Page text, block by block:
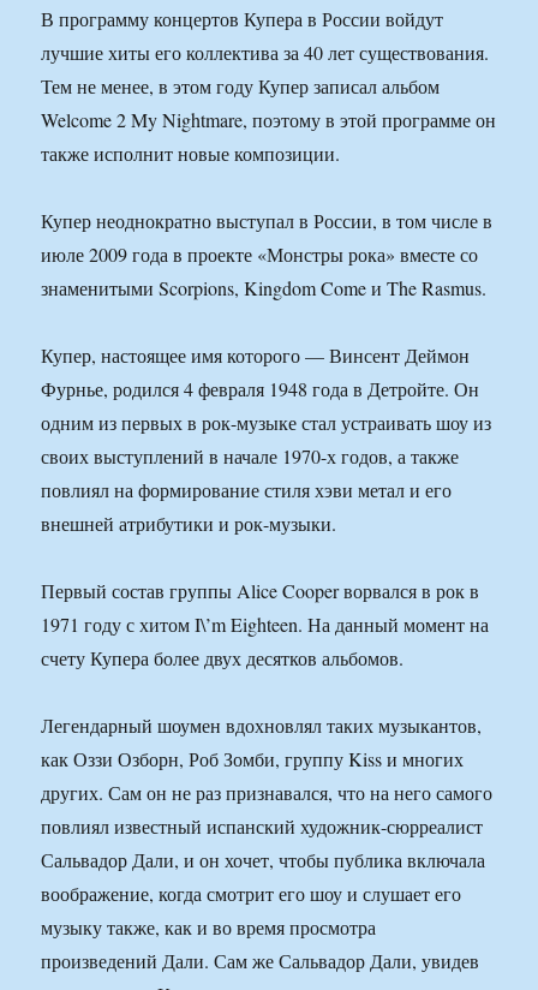
В программу концертов Купера в России войдут
лучшие хиты его коллектива за 40 лет существования.
Тем не менее, в этом году Купер записал альбом
Welcome 2 My Nightmare, поэтому в этой программе он
также исполнит новые композиции.
Купер неоднократно выступал в России, в том числе в
июле 2009 года в проекте «Монстры рока» вместе со
знаменитыми Scorpions, Kingdom Come и The Rasmus.
Купер, настоящее имя которого — Винсент Деймон
Фурнье, родился 4 февраля 1948 года в Детройте. Он
одним из первых в рок-музыке стал устраивать шоу из
своих выступлений в начале 1970-х годов, а также
повлиял на формирование стиля хэви метал и его
внешней атрибутики и рок-музыки.
Первый состав группы Alice Cooper ворвался в рок в
1971 году с хитом I\’m Eighteen. На данный момент на
счету Купера более двух десятков альбомов.
Легендарный шоумен вдохновлял таких музыкантов,
как Оззи Озборн, Роб Зомби, группу Kiss и многих
других. Сам он не раз признавался, что на него самого
повлиял известный испанский художник-сюрреалист
Сальвадор Дали, и он хочет, чтобы публика включала
воображение, когда смотрит его шоу и слушает его
музыку также, как и во время просмотра
произведений Дали. Сам же Сальвадор Дали, увидев